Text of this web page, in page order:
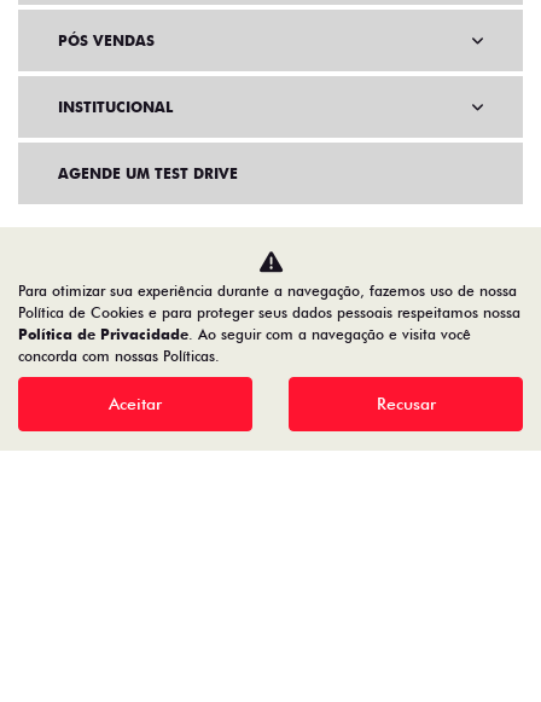
PÓS VENDAS
INSTITUCIONAL
AGENDE UM TEST DRIVE
Para otimizar sua experiência durante a navegação, fazemos uso de nossa
Política de Cookies e para proteger seus dados pessoais respeitamos nossa
Política de Privacidade. Ao seguir com a navegação e visita você
concorda com nossas Políticas.
Aceitar Recusar